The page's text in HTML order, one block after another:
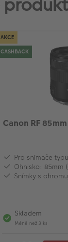
AKCE
CASHBACK
Canon RF
Pro snímače
Ohnisko: 85mm
Snímky s
Skladem
Méně než 3 ks